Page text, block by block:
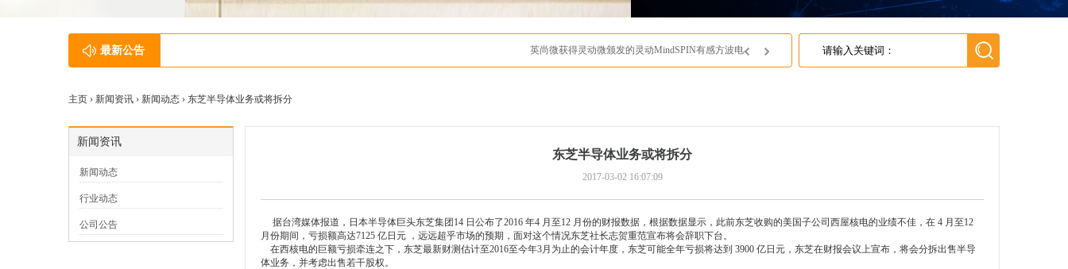
最新公告 英尚微电子获得上海灵动微电子 2018年最佳代理商
主页 › 新闻资讯 › 新闻动态 › 东芝半导体业务或将拆分
新闻资讯
新闻动态
行业动态
公司公告
东芝半导体业务或将拆分
2017-03-02 16:07:09
据台湾媒体报道，日本半导体巨头东芝集团14 日公布了2016 年4 月至12 月份的财报数据，根据数据显示，此前东芝收购的美国子公司西屋核电的业绩不佳，在 4 月至12
月份期间，亏损额高达7125 亿日元 ，远远超乎市场的预期，面对这个情况东芝社长志贺重范宣布将会辞职下台。
在西核电的巨额亏损牵连之下，东芝最新财测估计至2016至今年3月为止的会计年度，东芝可能全年亏损将达到 3900 亿日元，东芝在财报会议上宣布，将会分拆出售半导
体业务，并考虑出售若干股权。